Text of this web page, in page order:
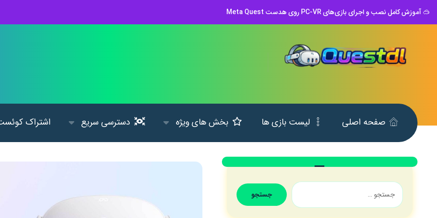
🥽 آموزش کامل نصب و اجرای بازی‌های PC-VR روی هدست Meta Quest
صفحه اصلی لیست بازی ها بخش های ویژه دسترسی سریع اشتراک